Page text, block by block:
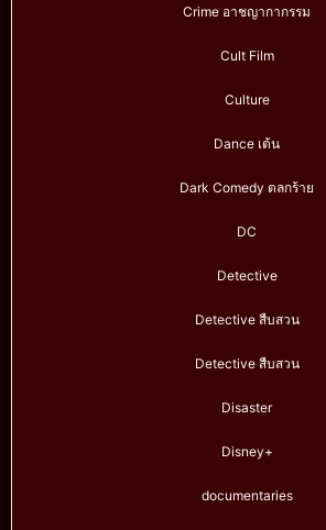
Crime อาชญากากรรม
Cult Film
Culture
Dance เต้น
Dark Comedy ตลกร้าย
DC
Detective
Detective สืบสวน
Detective สืบสวน
Disaster
Disney+
documentaries